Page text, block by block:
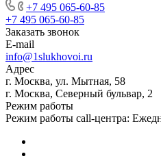
+7 495 065-60-85
+7 495 065-60-85
Заказать звонок
E-mail
info@1slukhovoi.ru
Адрес
г. Москва, ул. Мытная, 58
г. Москва, Северный бульвар, 2
Режим работы
Режим работы call-центра: